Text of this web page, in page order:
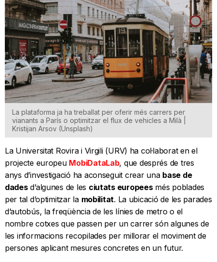
La plataforma ja ha treballat per oferir més carrers per
vianants a París o optimitzar el flux de vehicles a Milà |
Kristijan Arsov (Unsplash)
La Universitat Rovira i Virgili (URV) ha col·laborat en el
projecte europeu MobiDataLab, que després de tres
anys d’investigació ha aconseguit crear una base de
dadesd’algunes de les ciutats europeesmés poblades
per tal d’optimitzar la mobilitat. La ubicació de les parades
d’autobús, la freqüència de les línies de metro o el
nombre cotxes que passen per un carrer són algunes de
les informacions recopilades per millorar el moviment de
persones aplicant mesures concretes en un futur.